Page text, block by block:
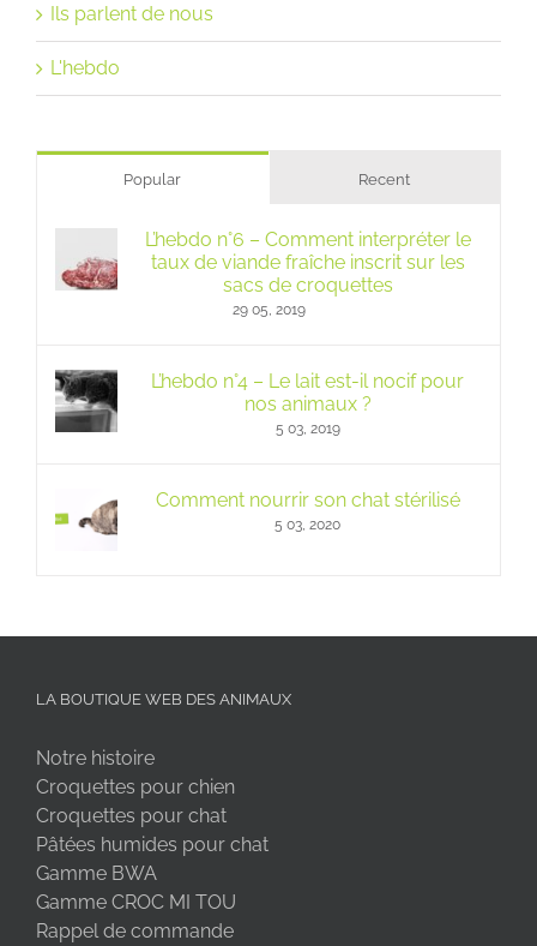
Ils parlent de nous
L'hebdo
Popular Recent
L’hebdo n°6 – Comment interpréter le
taux de viande fraîche inscrit sur les
sacs de croquettes
29 05, 2019
L’hebdo n°4 – Le lait est-il nocif pour
nos animaux ?
5 03, 2019
Comment nourrir son chat stérilisé
5 03, 2020
LA BOUTIQUE WEB DES ANIMAUX
Notre histoire
Croquettes pour chien
Croquettes pour chat
Pâtées humides pour chat
Gamme BWA
Gamme CROC MI TOU
Rappel de commande